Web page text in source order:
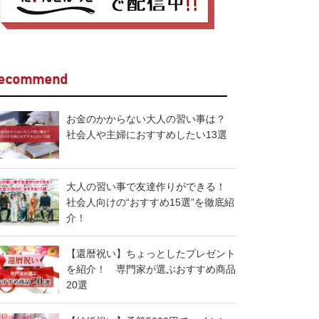
お金のかからない大人の習い事は？
社会人や主婦におすすめしたい13選
大人の習い事で友達作りができる！
社会人向けの“おすすめ15選”を徹底紹
介！
【還暦祝い】ちょっとしたプレゼント
を紹介！ 専門家が選ぶおすすめ商品
20選